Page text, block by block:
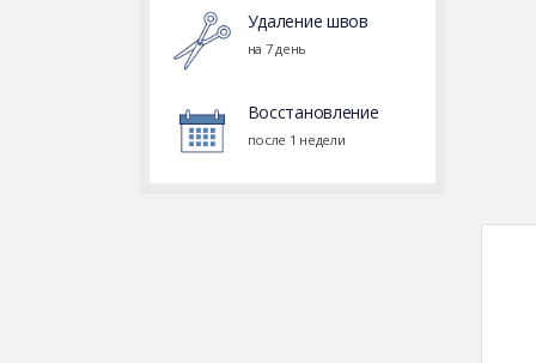
Удаление швов
на 7 день
Восстановление
после 1 недели